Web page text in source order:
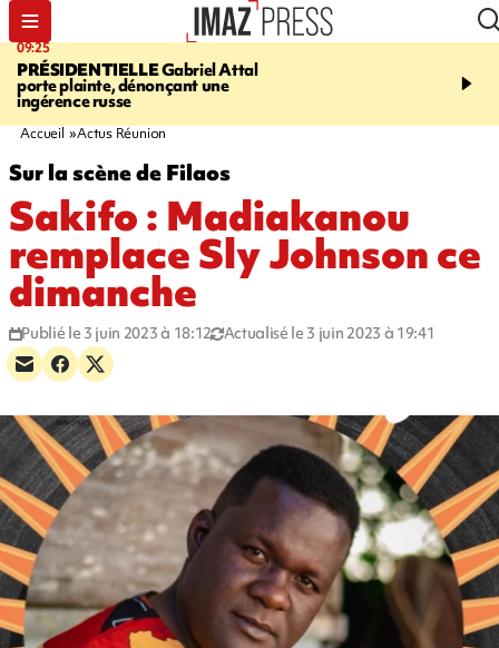
09:25
PRÉSIDENTIELLEGabriel Attal
porte plainte, dénonçant une
ingérence russe
11:43
accident après le virage
Accueil Actus Réunion
Sur la scène de Filaos
Sakifo : Madiakanou
remplace Sly Johnson ce
dimanche
Publié le 3 juin 2023 à 18:12 Actualisé le 3 juin 2023 à 19:41